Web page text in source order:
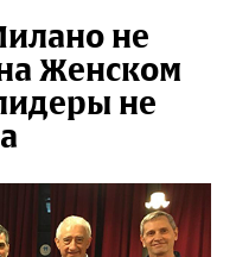
не
Женском
не